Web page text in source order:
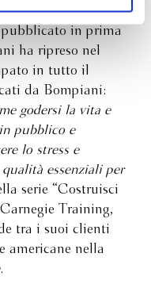
sellerCome
pubblicato in prima
ha ripreso nel
in tutto il
da Bompiani:
godersi la vita e
pubblico e
lo stress e
essenziali per
serie “Costruisci
Training,
tra i suoi clienti
americane nella
.